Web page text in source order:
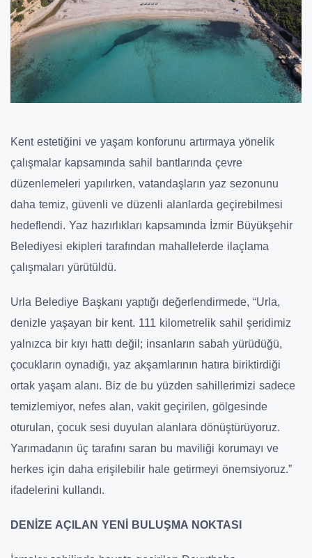
Kent estetiğini ve yaşam konforunu artırmaya yönelik
çalışmalar kapsamında sahil bantlarında çevre
düzenlemeleri yapılırken, vatandaşların yaz sezonunu
daha temiz, güvenli ve düzenli alanlarda geçirebilmesi
hedeflendi. Yaz hazırlıkları kapsamında İzmir Büyükşehir
Belediyesi ekipleri tarafından mahallelerde ilaçlama
çalışmaları yürütüldü.
Urla Belediye Başkanı yaptığı değerlendirmede, “Urla,
denizle yaşayan bir kent. 111 kilometrelik sahil şeridimiz
yalnızca bir kıyı hattı değil; insanların sabah yürüdüğü,
çocukların oynadığı, yaz akşamlarının hatıra biriktirdiği
ortak yaşam alanı. Biz de bu yüzden sahillerimizi sadece
temizlemiyor, nefes alan, vakit geçirilen, gölgesinde
oturulan, çocuk sesi duyulan alanlara dönüştürüyoruz.
Yarımadanın üç tarafını saran bu maviliği korumayı ve
herkes için daha erişilebilir hale getirmeyi önemsiyoruz.”
ifadelerini kullandı.
DENİZE AÇILAN YENİ BULUŞMA NOKTASI